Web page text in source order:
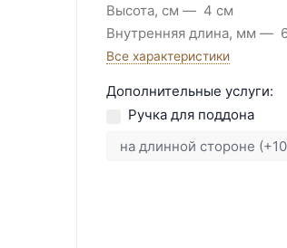
Высота, см
4 см
Внутренняя длина, мм
Все характеристики
Дополнительные услуги:
Ручка для поддона